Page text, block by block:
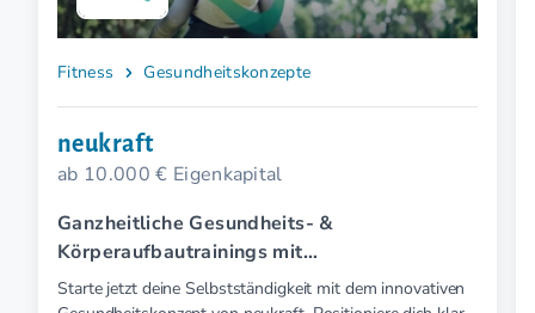
Fitness Gesundheitskonzepte
neukraft
ab 10.000 € Eigenkapital
Ganzheitliche Gesundheits- &
Körperaufbautrainings mit
Elektromyostimulation (EMS).
Starte jetzt deine Selbstständigkeit mit dem innovativen